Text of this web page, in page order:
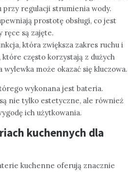
przy regulacji strumienia wody.
prostotę obsługi, co jest
ręce są zajęte.
która zwiększa zakres ruchu i
które często korzystają z dużych
może okazać się kluczowa.
wykonana jest bateria.
nie tylko estetyczne, ale również
ich użytkowania.
kuchennych dla
kuchenne oferują znacznie